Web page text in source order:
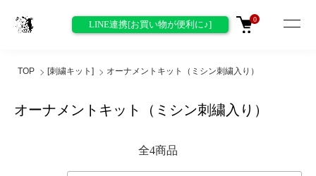
LINE連携[お買い物が便利に♪] 0
TOP [刺繍キット] オーナメントキット（ミシン刺繍入り）
オーナメントキット（ミシン刺繍入り）
全4商品